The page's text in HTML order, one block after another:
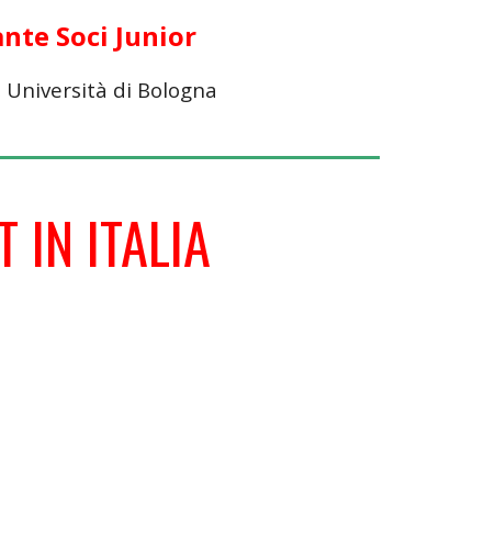
Soci Junior
Università di Bologna
IN ITALIA